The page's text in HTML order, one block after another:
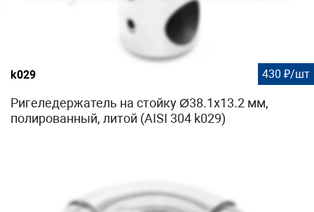
k029 430 ₽/шт
Ригеледержатель на стойку Ø38.1х13.2 мм,
полированный, литой (AISI 304 k029)